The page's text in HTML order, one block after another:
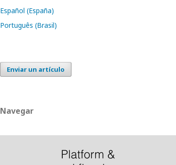
Español (España)
Português (Brasil)
Enviar un artículo
Navegar